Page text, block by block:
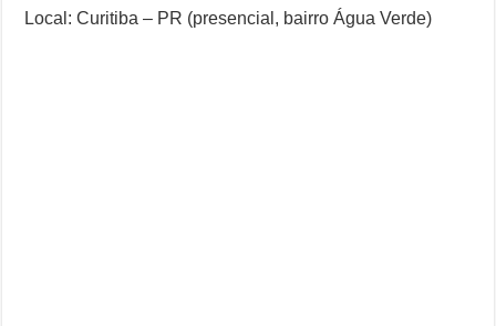
Local: Curitiba – PR (presencial, bairro Água Verde)